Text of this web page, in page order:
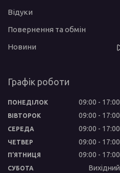
Відуки
Повернення та обмін
Новини
Графік роботи
ПОНЕДІЛОК 09:00 17:00
ВІВТОРОК 09:00 17:00
СЕРЕДА 09:00 17:00
ЧЕТВЕР 09:00 17:00
ПʼЯТНИЦЯ 09:00 17:00
СУБОТА Вихідний